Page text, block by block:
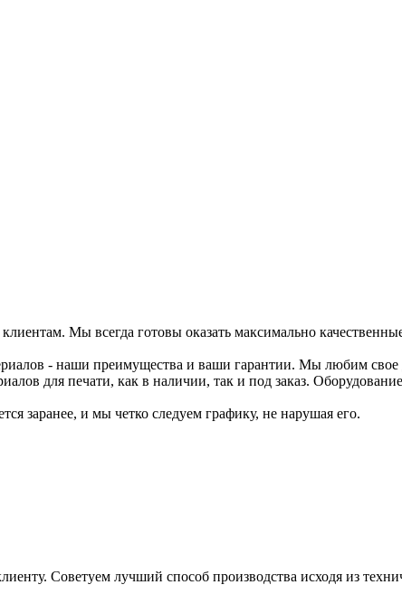
Мы всегда готовы оказать максимально
- наши преимущества и ваши гарантии. Мы любим
для печати, как в наличии, так и под заказ. Оборудование
заранее, и мы четко следуем графику, не нарушая его.
Советуем лучший способ производства исходя из